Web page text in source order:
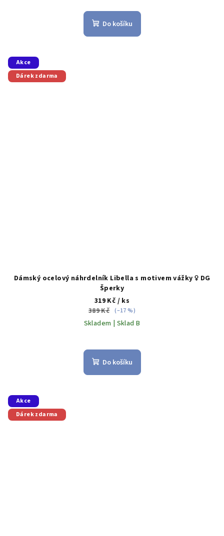
Do košíku
Akce
Dárek zdarma
Dámský ocelový náhrdelník Libella s motivem vážky ♀️ DG
Šperky
319 Kč / ks
389 Kč (–17 %)
Skladem | Sklad B
Do košíku
Akce
Dárek zdarma